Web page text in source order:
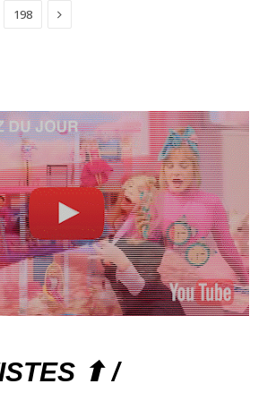
198 Suivant
⬆ /